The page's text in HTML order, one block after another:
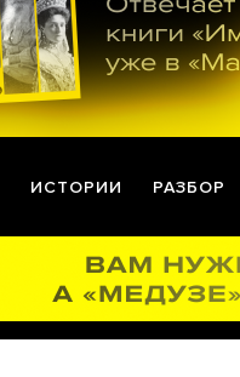
ИСТОРИИ РАЗБОР